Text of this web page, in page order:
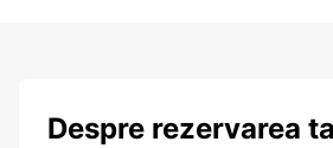
Despre rezervarea ta